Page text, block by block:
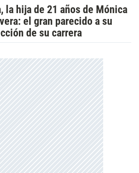
la hija de 21 años de Mónica
el gran parecido a su
de su carrera